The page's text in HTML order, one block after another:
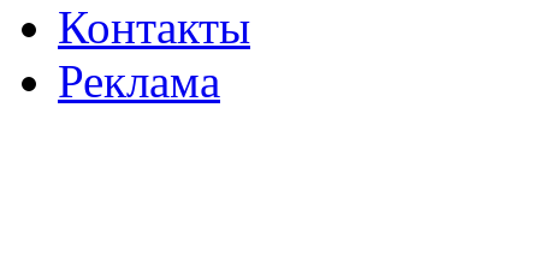
Контакты
Реклама